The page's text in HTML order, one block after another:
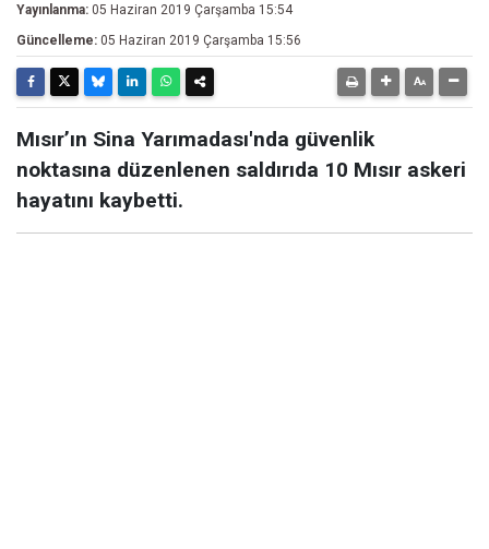
Yayınlanma: 05 Haziran 2019 Çarşamba 15:54
Güncelleme: 05 Haziran 2019 Çarşamba 15:56
Mısır’ın Sina Yarımadası'nda güvenlik
noktasına düzenlenen saldırıda 10 Mısır askeri
hayatını kaybetti.